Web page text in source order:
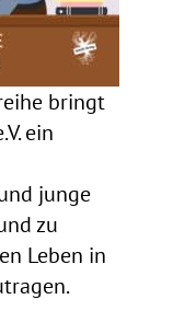
bringt
ein
junge
zu
Leben in